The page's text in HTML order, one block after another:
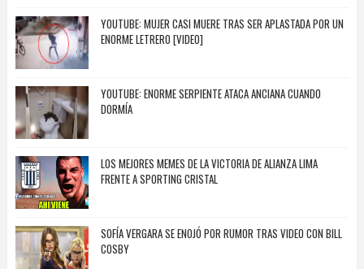
YOUTUBE: MUJER CASI MUERE TRAS SER APLASTADA POR UN
ENORME LETRERO [VIDEO]
YOUTUBE: ENORME SERPIENTE ATACA ANCIANA CUANDO
DORMÍA
LOS MEJORES MEMES DE LA VICTORIA DE ALIANZA LIMA
FRENTE A SPORTING CRISTAL
SOFÍA VERGARA SE ENOJÓ POR RUMOR TRAS VIDEO CON BILL
COSBY